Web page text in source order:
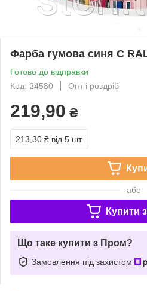
Фарба гумова синя С
Готово до відправки
Код: 24580
Опт і роздріб
219,90 ₴
213,30 ₴ від 5 шт.
або
Купити з
Що таке купити з Пром?
Замовлення під захистом